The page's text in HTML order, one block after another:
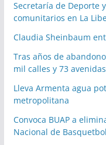
Secretaría de Deporte
comunitarios en La
Claudia Sheinbaum
Tras años de
mil calles y 73 avenidas
Lleva Armenta agua
metropolitana
Convoca BUAP a
Nacional de